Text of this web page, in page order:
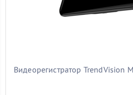
Видеорегистратор TrendVision